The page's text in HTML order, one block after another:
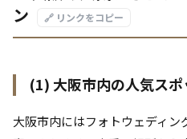
ン
🔗 リンクをコピー
(1) 大阪市内の人気スポ
大阪市内にはフォトウェディ